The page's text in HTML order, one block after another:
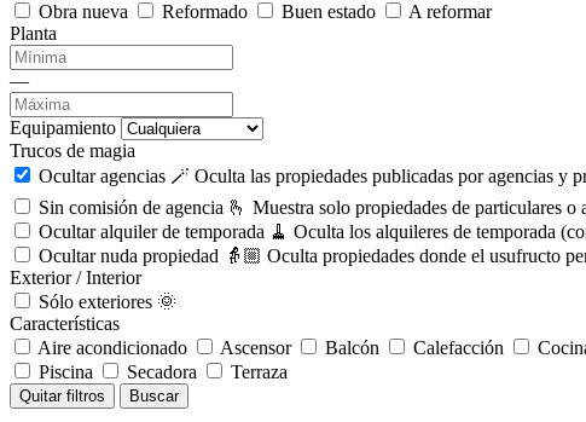
Obra nueva
Reformado Buen estado
A reformar
Planta
—
Equipamiento
Trucos de magia
Ocultar agencias 🪄 Oculta las propiedades publicadas por agencias y
Sin comisión de agencia 🫰 Muestra solo propiedades de particulares
Ocultar alquiler de temporada 🧹 Oculta los alquileres de temporada
Ocultar nuda propiedad 👵🏼 Oculta propiedades donde el usufructo
Exterior / Interior
Sólo exteriores 🌞
Características
Aire acondicionado
Ascensor Balcón Calefacción
Piscina
Secadora Terraza
Quitar filtros Buscar